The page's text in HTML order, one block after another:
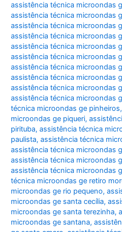
assistência técnica microondas
assistência técnica microondas
assistência técnica microondas
assistência técnica microondas
assistência técnica microondas
assistência técnica microondas
assistência técnica microondas
assistência técnica microondas
assistência técnica microondas
assistência técnica microondas
técnica microondas ge pinheiros
microondas ge piqueri,
pirituba,assistência técnica
paulista,assistência técnica
assistência técnica microondas
assistência técnica microondas
assistência técnica microondas
técnica microondas ge retiro
microondas ge rio pequeno,
microondas ge santa cecília,
microondas ge santa terezinha,
microondas ge santana,